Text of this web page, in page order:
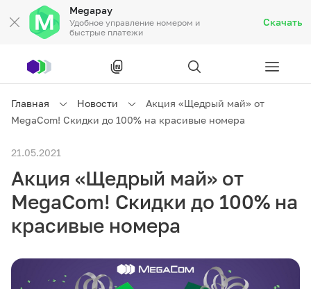
Megapay
Удобное управление номером и
быстрые платежи
Скачать
Частным клиентам
Бизнесу
Связь
Главная Новости
Акция «Щедрый май» от
MegaCom! Скидки до 100% на красивые номера
21.05.2021
Акция «Щедрый май» от
MegaCom! Скидки до 100% на
красивые номера